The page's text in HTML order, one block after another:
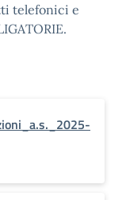
telefonici e